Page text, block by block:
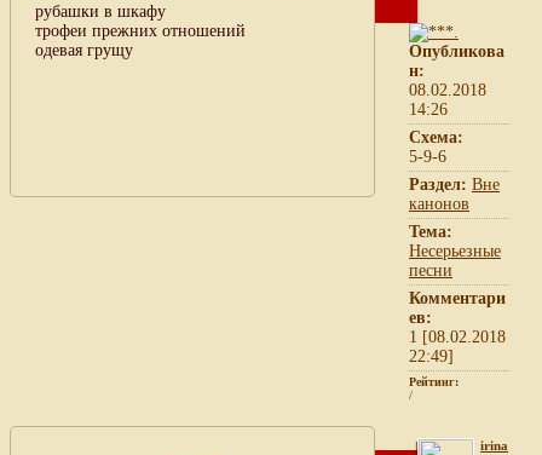
рубашки в шкафу
трофеи прежних отношений
одевая грущу
Опубликова
н:
08.02.2018
14:26
Схема:
5-9-6
Раздел: Вне
канонов
Тема:
Несерьезные
песни
Комментари
ев:
1 [08.02.2018
22:49]
Рейтинг:
/
irina